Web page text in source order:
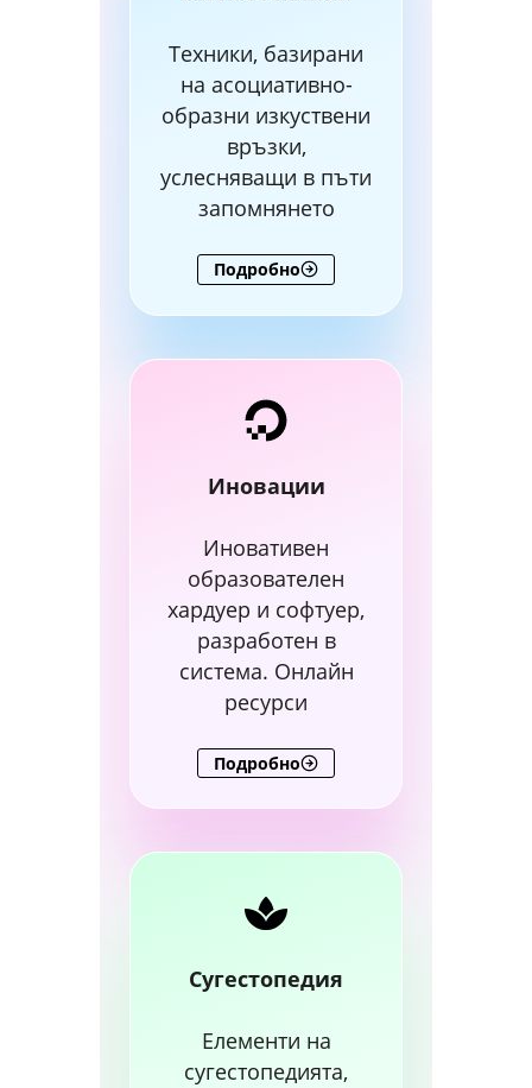
Техники, базирани
на асоциативно-
образни изкуствени
връзки,
услесняващи в пъти
запомнянето
Подробно
Иновации
Иновативен
образователен
хардуер и софтуер,
разработен в
система. Онлайн
ресурси
Подробно
Сугестопедия
Елементи на
сугестопедията,